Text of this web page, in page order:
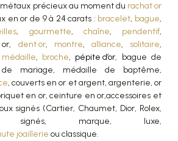
précieux au moment du rachat or
en or de 9 à 24 carats : bracelet, bague,
, gourmette, chaîne, pendentif,
dent or, montre, alliance, solitaire,
médaille, broche, pépite d’or, bague de
de mariage, médaille de baptême,
, couverts en or et argent, argenterie, or
en or, ceinture en or,accessoires et
signés (Cartier, Chaumet, Dior, Rolex,
marque, luxe,
joaillerie ou classique.